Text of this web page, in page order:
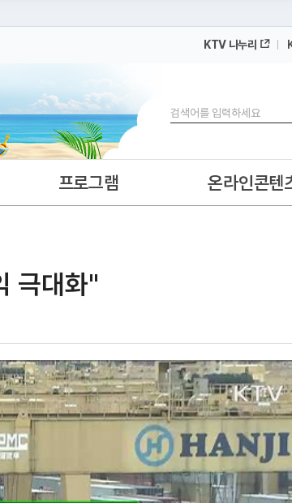
주소를 확인해 보세요
KTV 나누리
검색
프로그램 온라인콘텐
극대화"